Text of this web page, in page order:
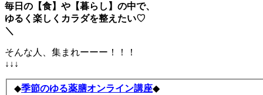
毎日の【食】や【暮らし】の中で、
ゆるく楽しくカラダを整えたい♡
＼
そんな人、集まれーーー！！！
↓↓↓
◆季節のゆる薬膳オンライン講座◆